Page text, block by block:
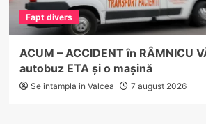
Fapt divers
ACUM – ACCIDENT în RÂMNICU
autobuz ETA și o mașină
Se intampla in Valcea 7 august 2026